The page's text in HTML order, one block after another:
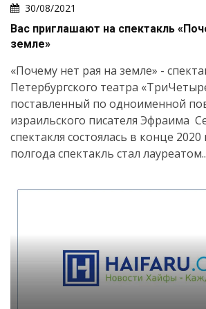
30/08/2021
Вас приглашают на спектакль
земле»
«Почему нет рая на земле» -
Петербургского театра
поставленный по одноименной
израильского писателя Эфраима
спектакля состоялась в конце 2020
полгода спектакль стал